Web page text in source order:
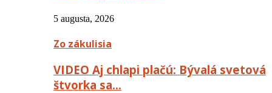
5 augusta, 2026
Zo zákulisia
VIDEO Aj chlapi plačú: Bývalá svetová
štvorka sa…